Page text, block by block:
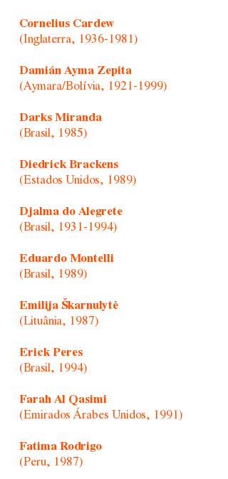
Cornelius Cardew
(Inglaterra, 1936-1981)
Damián Ayma Zepita
(Aymara/Bolívia, 1921-1999)
Darks Miranda
(Brasil, 1985)
Diedrick Brackens
(Estados Unidos, 1989)
Djalma do Alegrete
(Brasil, 1931-1994)
Eduardo Montelli
(Brasil, 1989)
Emilija Škarnulytė
(Lituânia, 1987)
Erick Peres
(Brasil, 1994)
Farah Al Qasimi
(Emirados Árabes Unidos, 1991)
Fatima Rodrigo
(Peru, 1987)